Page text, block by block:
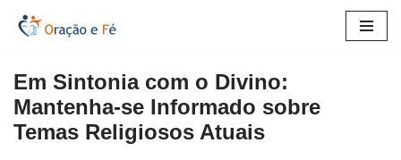
o
conteúdo
Em Sintonia com o Divino:
Mantenha-se Informado sobre
Temas Religiosos Atuais